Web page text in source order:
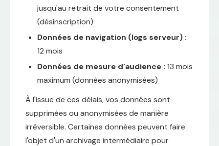
jusqu'au retrait de votre consentement
(désinscription)
Données de navigation (logs serveur) :
12 mois
Données de mesure d'audience : 13 mois
maximum (données anonymisées)
À l'issue de ces délais, vos données sont
supprimées ou anonymisées de manière
irréversible. Certaines données peuvent faire
l'objet d'un archivage intermédiaire pour